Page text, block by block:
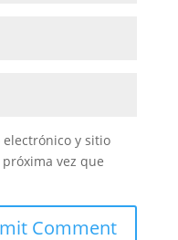
y sitio
vez que